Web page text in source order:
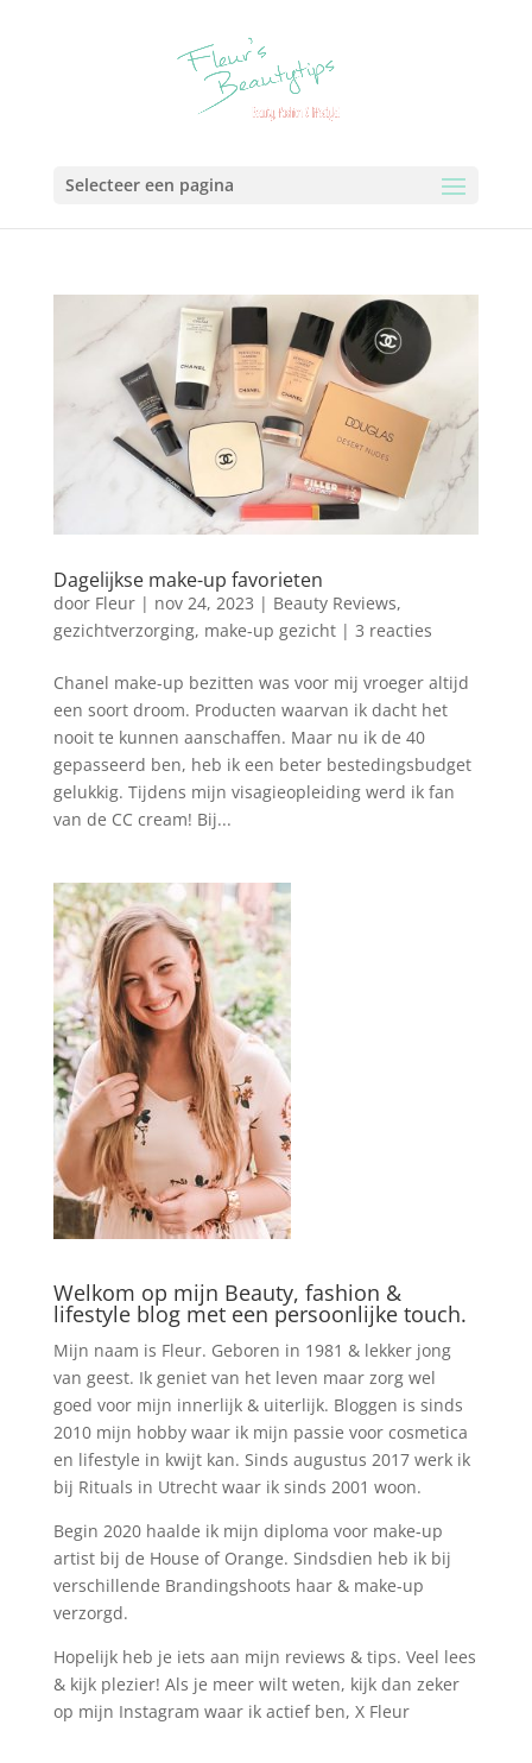
Selecteer een pagina
Dagelijkse make-up favorieten
door Fleur| nov 24, 2023 | Beauty Reviews,
gezichtverzorging, make-up gezicht| 3 reacties
Chanel make-up bezitten was voor mij vroeger altijd
een soort droom. Producten waarvan ik dacht het
nooit te kunnen aanschaffen. Maar nu ik de 40
gepasseerd ben, heb ik een beter bestedingsbudget
gelukkig. Tijdens mijn visagieopleiding werd ik fan
van de CC cream! Bij...
Welkom op mijn Beauty, fashion &
lifestyle blog met een persoonlijke touch.
Mijn naam is Fleur. Geboren in 1981 & lekker jong
van geest. Ik geniet van het leven maar zorg wel
goed voor mijn innerlijk & uiterlijk. Bloggen is sinds
2010 mijn hobby waar ik mijn passie voor cosmetica
en lifestyle in kwijt kan. Sinds augustus 2017 werk ik
bij Rituals in Utrecht waar ik sinds 2001 woon.
Begin 2020 haalde ik mijn diploma voor make-up
artist bij de House of Orange. Sindsdien heb ik bij
verschillende Brandingshoots haar & make-up
verzorgd.
Hopelijk heb je iets aan mijn reviews & tips. Veel lees
& kijk plezier! Als je meer wilt weten, kijk dan zeker
op mijn Instagram waar ik actief ben, X Fleur